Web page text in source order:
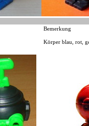
Bemerkung
Körper blau, rot,